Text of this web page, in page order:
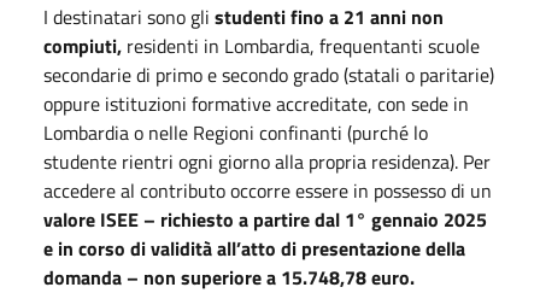
I destinatari sono gli studenti fino a 21 anni non
compiuti, residenti in Lombardia, frequentanti scuole
secondarie di primo e secondo grado (statali o paritarie)
oppure istituzioni formative accreditate, con sede in
Lombardia o nelle Regioni confinanti (purché lo
studente rientri ogni giorno alla propria residenza). Per
accedere al contributo occorre essere in possesso di un
valore ISEE – richiesto a partire dal 1° gennaio 2025
e in corso di validità all’atto di presentazione della
domanda – non superiore a 15.748,78 euro.